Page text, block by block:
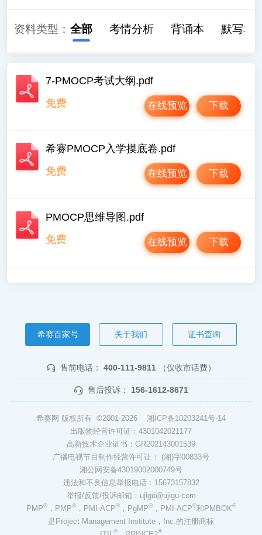
资料类型： 全部 考情分析 背诵本 默写本
7-PMOCP考试大纲.pdf
免费
下载
在线预览
希赛PMOCP入学摸底卷.pdf
免费
下载
在线预览
PMOCP思维导图.pdf
免费
下载
在线预览
希赛百家号 关于我们 证书查询
售前电话： 400-111-9811 （仅收市话费）
售后投诉： 156-1612-8671
希赛网 版权所有 ©2001-2026 湘ICP备10203241号-14
出版物经营许可证：4301042021177
高新技术企业证书：GR202143001539
广播电视节目制作经营许可证： (湘)字00833号
湘公网安备43019002000749号
违法和不良信息举报电话：15673157832
举报/反馈/投诉邮箱：ujigu@ujigu.com
PMP®，PMP®，PMI-ACP®，PgMP®，PMI-ACP®和PMBOK®
是Project Management Institute，Inc.的注册商标
® ®